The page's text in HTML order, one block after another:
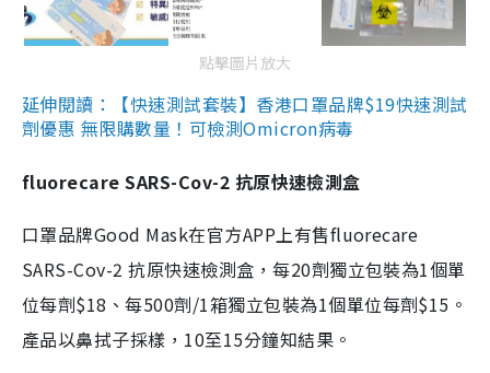
點擊圖片放大
延伸閱讀：【快速測試套裝】香港口罩品牌$19快速測試
劑優惠 無限購數量！可檢測Omicron病毒
fluorecare SARS-Cov-2 抗原快速檢測盒
口罩品牌Good Mask在官方APP上有售fluorecare
SARS-Cov-2 抗原快速檢測盒，每20劑獨立包裝為1個單
位每劑$18、每500劑/1箱獨立包裝為1個單位每劑$15。
產品以鼻拭子採樣，10至15分鐘知結果。